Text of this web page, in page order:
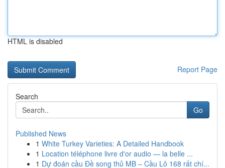
HTML is disabled
Report Page
Search
Go
Published News
1 White Turkey Varieties: A Detailed Handbook
1 Location téléphone livre d'or audio — la belle ...
1 Dự đoán cầu Đề song thủ MB – Cầu Lô 168 rất chí...